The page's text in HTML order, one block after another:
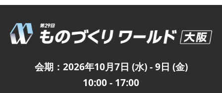
会期：2026年10月7日 (水) - 9日 (金)
10:00 - 17:00